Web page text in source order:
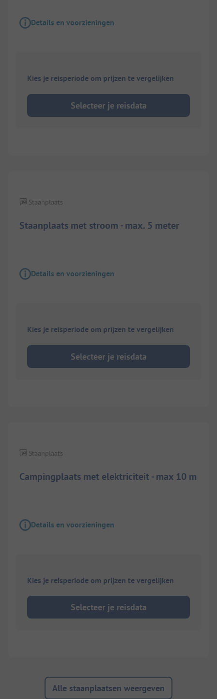
Details en voorzieningen
Kies je reisperiode om prijzen te vergelijken
Selecteer je reisdata
Staanplaats met stroom - max. 5 meter
Staanplaats
Details en voorzieningen
Kies je reisperiode om prijzen te vergelijken
Selecteer je reisdata
Campingplaats met elektriciteit - max 10 m
Staanplaats
Details en voorzieningen
Kies je reisperiode om prijzen te vergelijken
Selecteer je reisdata
Alle staanplaatsen weergeven